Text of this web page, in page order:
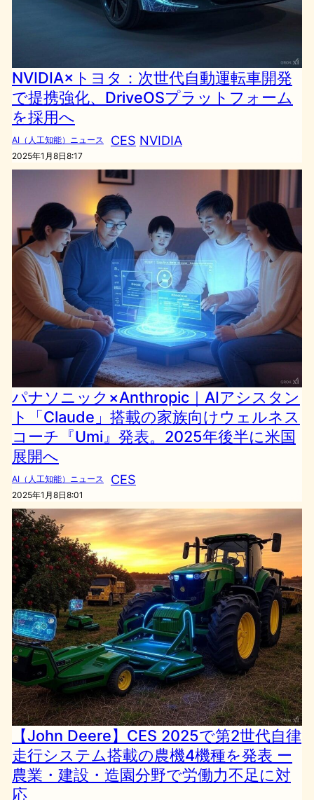
NVIDIA×トヨタ：次世代自動運転車開発
で提携強化、DriveOSプラットフォーム
を採用へ
AI（人工知能）ニュース CES NVIDIA
2025年1月8日8:17
パナソニック×Anthropic｜AIアシスタン
ト「Claude」搭載の家族向けウェルネス
コーチ『Umi』発表。2025年後半に米国
展開へ
AI（人工知能）ニュース CES
2025年1月8日8:01
【John Deere】CES 2025で第2世代自律
走行システム搭載の農機4機種を発表 ー
農業・建設・造園分野で労働力不足に対
応